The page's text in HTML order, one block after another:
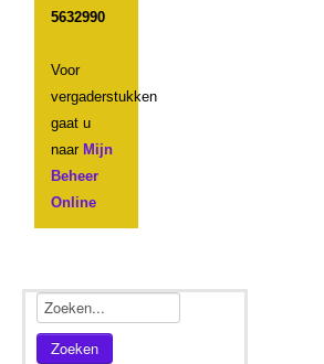
5632990
Voor
vergaderstukken
gaat u
naarMijn
Beheer
Online
Zoeken